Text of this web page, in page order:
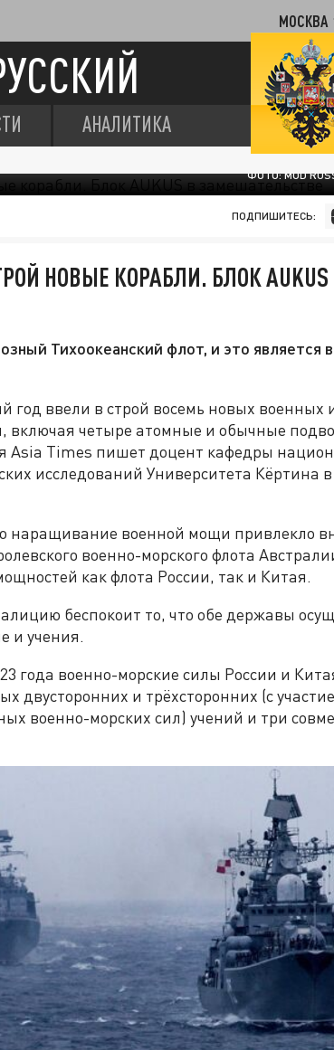
МОСКВА
АНАЛИТИКА
ФОТО: MOD
ПОДПИШИТЕСЬ:
НОВЫЕ КОРАБЛИ. БЛОК AUKUS
Тихоокеанский флот, и это является
год ввели в строй восемь новых военных
включая четыре атомные и обычные
Asia Times пишет доцент кафедры
исследований Университета Кёртина
наращивание военной мощи привлекло
военно-морского флота
как флота России, так и Китая.
беспокоит то, что обе державы
и учения.
года военно-морские силы России и
двусторонних и трёхсторонних (с
военно-морских сил) учений и три